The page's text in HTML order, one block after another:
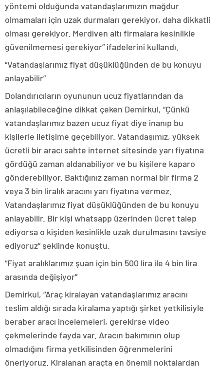
yöntemi olduğunda vatandaşlarımızın mağdur
olmamaları için uzak durmaları gerekiyor, daha dikkatli
olması gerekiyor. Merdiven altı firmalara kesinlikle
güvenilmemesi gerekiyor” ifadelerini kullandı.
“Vatandaşlarımız fiyat düşüklüğünden de bu konuyu
anlayabilir”
Dolandırıcıların oyununun ucuz fiyatlarından da
anlaşılabileceğine dikkat çeken Demirkul, “Çünkü
vatandaşlarımız bazen ucuz fiyat diye inanıp bu
kişilerle iletişime geçebiliyor. Vatandaşımız, yüksek
ücretli bir aracı sahte internet sitesinde yarı fiyatına
gördüğü zaman aldanabiliyor ve bu kişilere kaparo
gönderebiliyor. Baktığınız zaman normal bir firma 2
veya 3 bin liralık aracını yarı fiyatına vermez.
Vatandaşlarımız fiyat düşüklüğünden de bu konuyu
anlayabilir. Bir kişi whatsapp üzerinden ücret talep
ediyorsa o kişiden kesinlikle uzak durulmasını tavsiye
ediyoruz” şeklinde konuştu.
“Fiyat aralıklarımız şuan için bin 500 lira ile 4 bin lira
arasında değişiyor”
Demirkul, “Araç kiralayan vatandaşlarımız aracını
teslim aldığı sırada kiralama yaptığı şirket yetkilisiyle
beraber aracı incelemeleri, gerekirse video
çekmelerinde fayda var. Aracın bakımının olup
olmadığını firma yetkilisinden öğrenmelerini
öneriyoruz. Kiralanan araçta en önemli noktalardan